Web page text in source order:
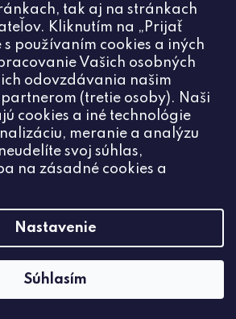
tak aj na stránkach
Kliknutím na „Prijať
s používaním cookies a iných
Vašich osobných
odovzdávania našim
(tretie osoby). Naši
cookies a iné technológie
meranie a analýzu
svoj súhlas,
na zásadné cookies a
Nastavenie
Súhlasím
XL 3cm (1ks)